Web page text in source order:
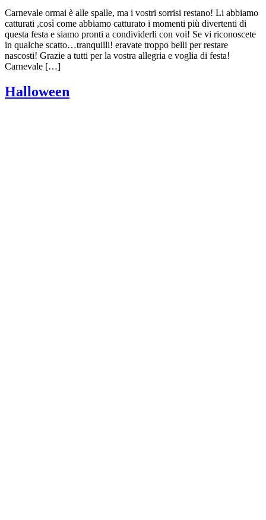
Carnevale ormai è alle spalle, ma i vostri sorrisi restano! Li abbiamo
catturati ,così come abbiamo catturato i momenti più divertenti di
questa festa e siamo pronti a condividerli con voi! Se vi riconoscete
in qualche scatto…tranquilli! eravate troppo belli per restare
nascosti! Grazie a tutti per la vostra allegria e voglia di festa!
Carnevale […]
Halloween